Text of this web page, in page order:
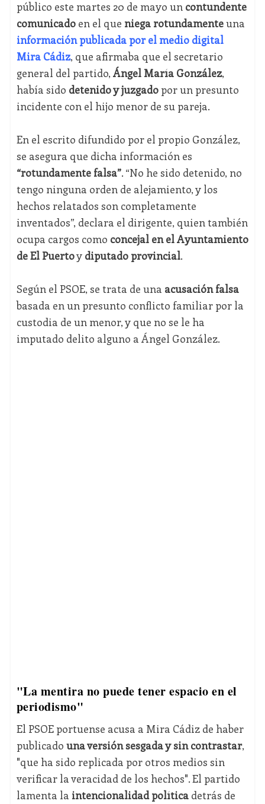
público este martes 20 de mayo un contundente
comunicadoen el que niega rotundamenteuna
información publicada por el medio digital
Mira Cádiz, que afirmaba que el secretario
general del partido, Ángel María González,
había sido detenido y juzgadopor un presunto
incidente con el hijo menor de su pareja.
En el escrito difundido por el propio González,
se asegura que dicha información es
“rotundamente falsa”. “No he sido detenido, no
tengo ninguna orden de alejamiento, y los
hechos relatados son completamente
inventados”, declara el dirigente, quien también
ocupa cargos como concejal en el Ayuntamiento
de El Puertoy diputado provincial.
Según el PSOE, se trata de una acusación falsa
basada en un presunto conflicto familiar por la
custodia de un menor, y que no se le ha
imputado delito alguno a Ángel González.
"La mentira no puede tener espacio en el
periodismo"
El PSOE portuense acusa a Mira Cádiz de haber
publicado una versión sesgada y sin contrastar,
"que ha sido replicada por otros medios sin
verificar la veracidad de los hechos". El partido
lamenta la intencionalidad políticadetrás de